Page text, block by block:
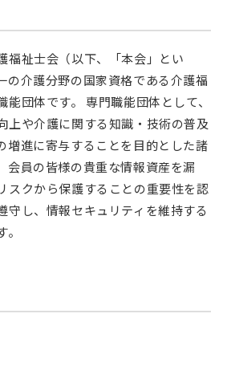
福祉士会（以下、「本会」とい
の介護分野の国家資格である介護福
団体です。 専門職能団体として、
上や介護に関する知識・技術の普及
増進に寄与することを目的とした諸
会員の皆様の貴重な情報資産を漏
スクから保護することの重要性を認
守し、情報セキュリティを維持する